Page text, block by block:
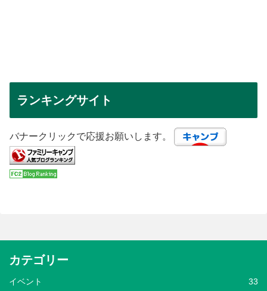
ランキングサイト
バナークリックで応援お願いします。
カテゴリー
イベント 33